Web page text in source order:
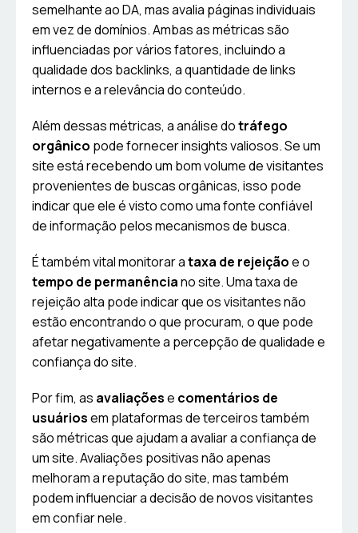
semelhante ao DA, mas avalia páginas individuais
em vez de domínios. Ambas as métricas são
influenciadas por vários fatores, incluindo a
qualidade dos backlinks, a quantidade de links
internos e a relevância do conteúdo.
Além dessas métricas, a análise dotráfego
orgânico pode fornecer insights valiosos. Se um
site está recebendo um bom volume de visitantes
provenientes de buscas orgânicas, isso pode
indicar que ele é visto como uma fonte confiável
de informação pelos mecanismos de busca.
É também vital monitorar ataxa de rejeiçãoe o
tempo de permanênciano site. Uma taxa de
rejeição alta pode indicar que os visitantes não
estão encontrando o que procuram, o que pode
afetar negativamente a percepção de qualidade e
confiança do site.
Por fim, as avaliaçõese comentários de
usuáriosem plataformas de terceiros também
são métricas que ajudam a avaliar a confiança de
um site. Avaliações positivas não apenas
melhoram a reputação do site, mas também
podem influenciar a decisão de novos visitantes
em confiar nele.